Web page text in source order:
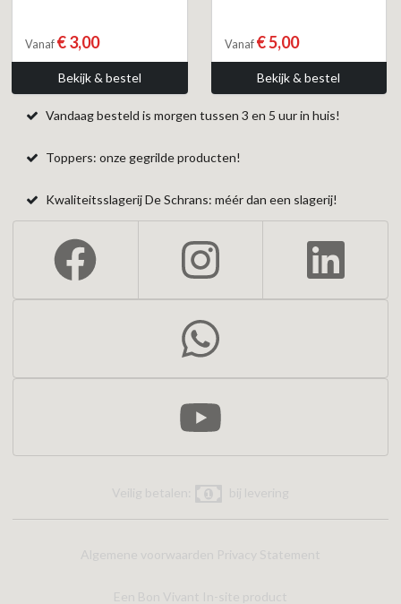
Vanaf € 3,00
Bekijk & bestel
Vanaf € 5,00
Bekijk & bestel
Vandaag besteld is morgen tussen 3 en 5 uur in huis!
Toppers: onze gegrilde producten!
Kwaliteitsslagerij De Schrans: méér dan een slagerij!